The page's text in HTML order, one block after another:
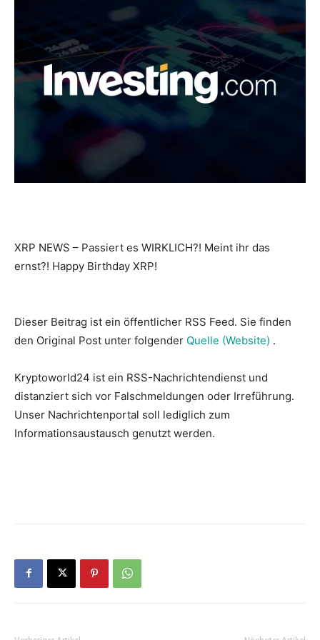
XRP NEWS – Passiert es WIRKLICH?! Meint ihr das
ernst?! Happy Birthday XRP!
Dieser Beitrag ist ein öffentlicher RSS Feed. Sie finden
den Original Post unter folgender Quelle (Website) .
Kryptoworld24 ist ein RSS-Nachrichtendienst und
distanziert sich vor Falschmeldungen oder Irreführung.
Unser Nachrichtenportal soll lediglich zum
Informationsaustausch genutzt werden.